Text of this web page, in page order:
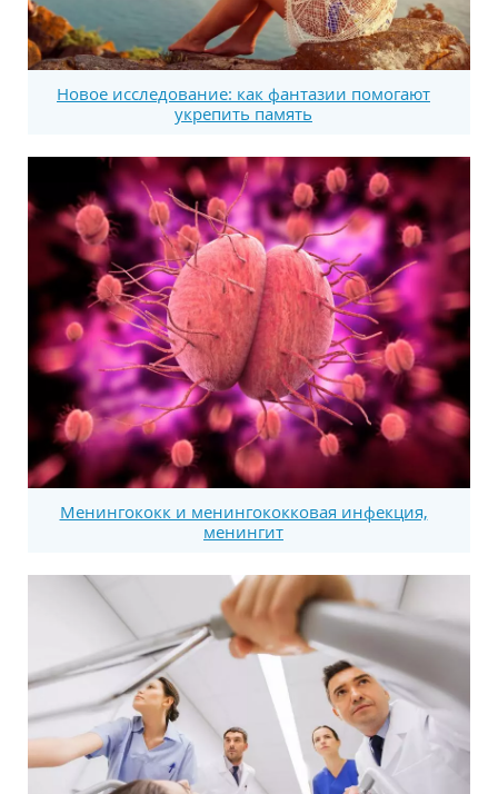
Новое исследование: как фантазии помогают
укрепить память
Менингококк и менингококковая инфекция,
менингит